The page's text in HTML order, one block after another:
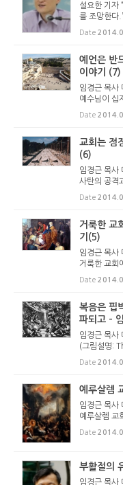
설요한 기자
를 조망한다
에서는 현
지형도 그
Date
예언은 반
이야기 (7)
임경근 목사
예수님이 십
없었다는
거짓 메시
Date
교회는 점
(6)
임경근 목사
사탄의 공격
누룩처럼
마에까지
Date
거룩한 교
기(5)
임경근 목사
거룩한 교회
죄를 지어
을 십자가
Date
복음은 핍
파되고 -
임경근 목사
(그림설명:
Etching,
핍박 가운
Date
예루살렘
임경근 목사
예루살렘 교
의 명령대
시니 그런
Date
부활절의
임경근 목사